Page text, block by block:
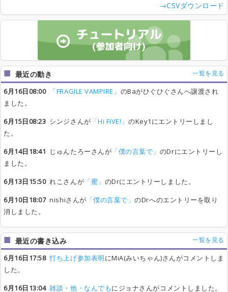
→CSVダウンロード
最近の動き 一覧を見る
6月16日08:00 「FRAGILE VAMPIRE」 のBaがひぐひぐさんへ譲渡され
ました。
6月15日08:23 シンジさんが 「Hi FiVE!」 のKey1にエントリーしまし
た。
6月14日18:41 じゅんたろーさんが 「僕の言葉で」 のDrにエントリーし
ました。
6月13日15:50れこさんが 「蜜」 のDrにエントリーしました。
6月10日18:07nishiさんが 「僕の言葉で」のDrへのエントリーを取り
消しました。
最近の書き込み 一覧を見る
6月16日17:58 打ち上げ参加表明にMiA(みいちゃん)さんがコメントしま
した。
6月16日13:04 雑談・他・なんでもにジョナさんがコメントしました。